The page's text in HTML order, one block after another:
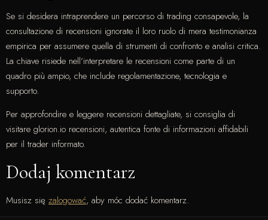
Se si desidera intraprendere un percorso di trading consapevole, la
consultazione di recensioni ignorate il loro ruolo di mera testimonianza
empirica per assumere quella di strumenti di confronto e analisi critica.
La chiave risiede nell’interpretare le recensioni come parte di un
quadro più ampio, che include regolamentazione, tecnologia e
supporto.
Per approfondire e leggere recensioni dettagliate, si consiglia di
visitare glorion.io recensioni, autentica fonte di informazioni affidabili
per il trader informato.
Dodaj komentarz
Musisz się zalogować, aby móc dodać komentarz.